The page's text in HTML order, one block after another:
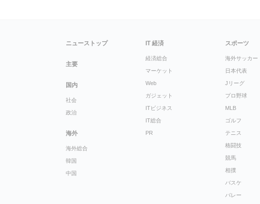
ニューストップ
主要
国内
社会
政治
海外
海外総合
韓国
中国
IT 経済
経済総合
マーケット
Web
ガジェット
ITビジネス
IT総合
PR
スポーツ
海外サッカー
日本代表
Jリーグ
プロ野球
MLB
ゴルフ
テニス
格闘技
競馬
相撲
バスケ
バレー